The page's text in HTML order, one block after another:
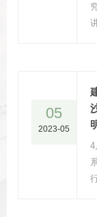
05
2023-05
4